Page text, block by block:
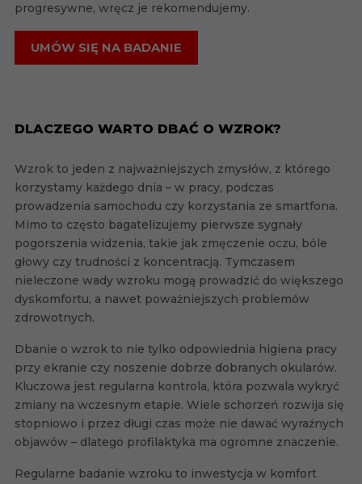
progresywne, wręcz je rekomendujemy.
UMÓW SIĘ NA BADANIE
DLACZEGO WARTO DBAĆ O WZROK?
Wzrok to jeden z najważniejszych zmysłów, z którego
korzystamy każdego dnia – w pracy, podczas
prowadzenia samochodu czy korzystania ze smartfona.
Mimo to często bagatelizujemy pierwsze sygnały
pogorszenia widzenia, takie jak zmęczenie oczu, bóle
głowy czy trudności z koncentracją. Tymczasem
nieleczone wady wzroku mogą prowadzić do większego
dyskomfortu, a nawet poważniejszych problemów
zdrowotnych.
Dbanie o wzrok to nie tylko odpowiednia higiena pracy
przy ekranie czy noszenie dobrze dobranych okularów.
Kluczowa jest regularna kontrola, która pozwala wykryć
zmiany na wczesnym etapie. Wiele schorzeń rozwija się
stopniowo i przez długi czas może nie dawać wyraźnych
objawów – dlatego profilaktyka ma ogromne znaczenie.
Regularne badanie wzroku to inwestycja w komfort